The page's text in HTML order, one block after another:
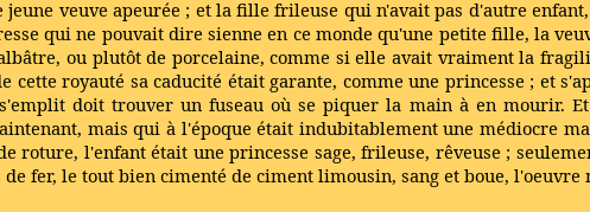
veuve apeurée ; et la fille frileuse qui n'avait pas d'autre
qui ne pouvait dire sienne en ce monde qu'une petite fille, la
ou plutôt de porcelaine, comme si elle avait vraiment la
cette royauté sa caducité était garante, comme une princesse ; et
doit trouver un fuseau où se piquer la main à en mourir.
mais qui à l'époque était indubitablement une médiocre
roture, l'enfant était une princesse sage, frileuse, rêveuse ;
fer, le tout bien cimenté de ciment limousin, sang et boue, l'oeuvre